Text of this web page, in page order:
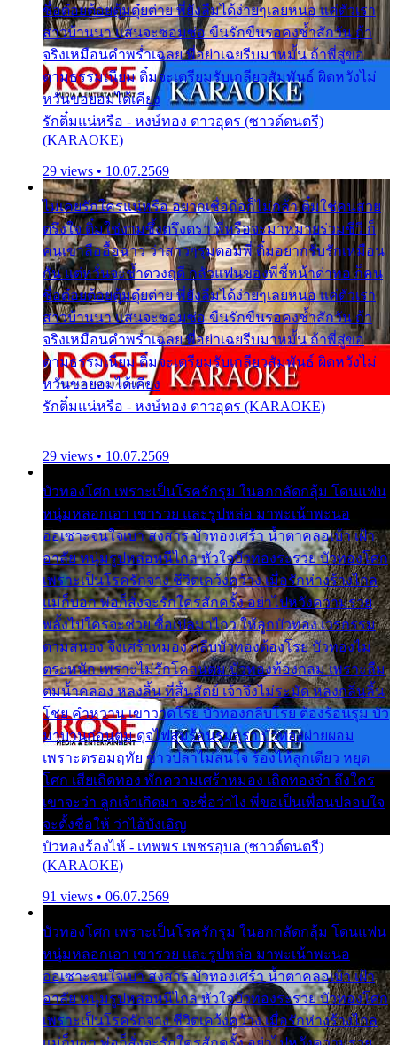
ชื่อต๋อยต้อยตุ้มตุ๋ยต่าย พี่ยังลืมได้ง่ายๆเลยหนอ แค่ตัวเรา
สาวบ้านนา แสนจะซอมซ่อ ขืนรักขืนรอคงช้ำสักวัน ถ้า
จริงเหมือนคำพร่ำเฉลย พี่อย่าเฉยรีบมาหมั้น ถ้าพี่สู่ขอ
ตามธรรมเนียม ติ๋มจะเตรียมรับเกลียวสัมพันธ์ ผิดหวังไม่
หวั่นขอยอมได้เคียง
รักติ๋มแน่หรือ - หงษ์ทอง ดาวอุดร (ซาวด์ดนตรี)
(KARAOKE)
29 views • 10.07.2569
ไม่เคยรักใครแน่หรือ อยากเชื่อถือก็ไม่กล้า ติ๋มใช่คนสวย
ตรึงใจ ติ๋มใช่งามซึ้งตรึงตรา พี่หรือจะมาหมายร่วมชีวี ก็
คนเขาลืออื้อฉาว ว่าสาวๆรุมตอมพี่ ติ๋มอยากรับรักเหมือน
กัน แต่หวั่นจะช้ำดวงฤดี กลัวแฟนของพี่ชี้หน้าด่าทอ ก็คน
ชื่อต๋อยต้อยตุ้มตุ๋ยต่าย พี่ยังลืมได้ง่ายๆเลยหนอ แค่ตัวเรา
สาวบ้านนา แสนจะซอมซ่อ ขืนรักขืนรอคงช้ำสักวัน ถ้า
จริงเหมือนคำพร่ำเฉลย พี่อย่าเฉยรีบมาหมั้น ถ้าพี่สู่ขอ
ตามธรรมเนียม ติ๋มจะเตรียมรับเกลียวสัมพันธ์ ผิดหวังไม่
หวั่นขอยอมได้เคียง
รักติ๋มแน่หรือ - หงษ์ทอง ดาวอุดร (KARAOKE)
29 views • 10.07.2569
บัวทองโศก เพราะเป็นโรครักรุม ในอกกลัดกลุ้ม โดนแฟน
หนุ่มหลอกเอา เขารวย และรูปหล่อ มาพะเน้าพะนอ
ออเซาะจนใจเบา สงสาร บัวทองเศร้า น้ำตาคลอเบ้า เฝ้า
อาลัย หนุ่มรูปหล่อหนีไกล หัวใจบัวทองระรวย บัวทองโศก
เพราะเป็นโรครักจาง ชีวิตเคว้งคว้าง เมื่อรักห่างร้างไกล
แม่ก็บอก พ่อก็สั่งจะรักใครสักครั้ง อย่าไปหวังความรวย
พลั้งไปใครจะช่วย ซื้อเปลมาไกว ให้ลูกบัวทอง เวรกรรม
ตามสนอง จึงเศร้าหมอง กลีบบัวทองต้องโรย บัวทองไม่
ตระหนัก เพราะไม่รักโคลนตม บัวทองท้องกลม เพราะลืม
ตมน้ำคลอง หลงลิ้น ที่สิ้นสัตย์ เจ้าจึงไม่ระมัด หลงกลิ่นลิ้น
โชย คำหวาน เขาวาดโรย บัวทองกลีบโรย ต้องร้อนรุม บัว
มาบานก่อนตูม ดุจไฟสุมร้อนรุมอุรา บัวทองผ่ายผอม
เพราะตรอมฤทัย ข้าวปลาไม่สนใจ ร้องไห้ลูกเดียว หยุด
โศก เสียเถิดทอง พักความเศร้าหมอง เถิดทองจ๋า ถึงใคร
เขาจะว่า ลูกเจ้าเกิดมา จะชื่อว่าไง พี่ขอเป็นเพื่อนปลอบใจ
จะตั้งชื่อให้ ว่าไอ้บังเอิญ
บัวทองร้องไห้ - เทพพร เพชรอุบล (ซาวด์ดนตรี)
(KARAOKE)
91 views • 06.07.2569
บัวทองโศก เพราะเป็นโรครักรุม ในอกกลัดกลุ้ม โดนแฟน
หนุ่มหลอกเอา เขารวย และรูปหล่อ มาพะเน้าพะนอ
ออเซาะจนใจเบา สงสาร บัวทองเศร้า น้ำตาคลอเบ้า เฝ้า
อาลัย หนุ่มรูปหล่อหนีไกล หัวใจบัวทองระรวย บัวทองโศก
เพราะเป็นโรครักจาง ชีวิตเคว้งคว้าง เมื่อรักห่างร้างไกล